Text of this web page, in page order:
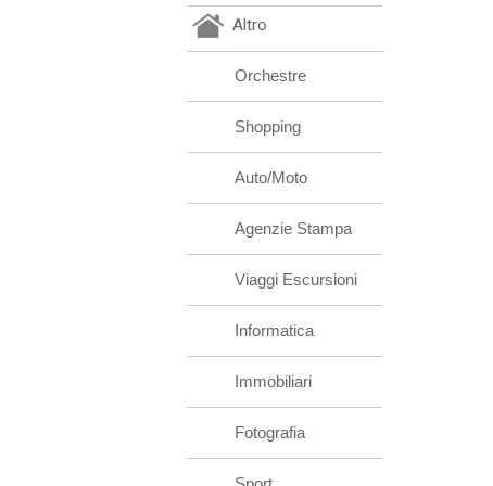
Altro
Orchestre
Shopping
Auto/Moto
Agenzie Stampa
Viaggi Escursioni
Informatica
Immobiliari
Fotografia